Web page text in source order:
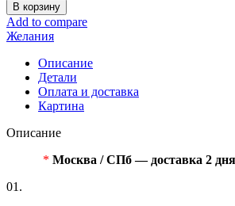
В корзину
Add to compare
Желания
Описание
Детали
Оплата и доставка
Картина
Описание
* Москва / СПб — доставка 2
01.